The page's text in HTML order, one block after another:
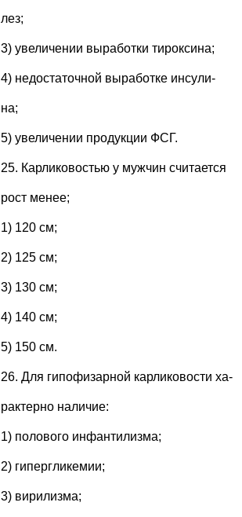
лез;
3) увеличении выработки тироксина;
4) недостаточной выработке инсули-
на;
5) увеличении продукции ФСГ.
25. Карликовостью у мужчин считается
рост менее;
1) 120 см;
2) 125 см;
3) 130 см;
4) 140 см;
5) 150 см.
26. Для гипофизарной карликовости ха-
рактерно наличие:
1) полового инфантилизма;
2) гипергликемии;
3) вирилизма;